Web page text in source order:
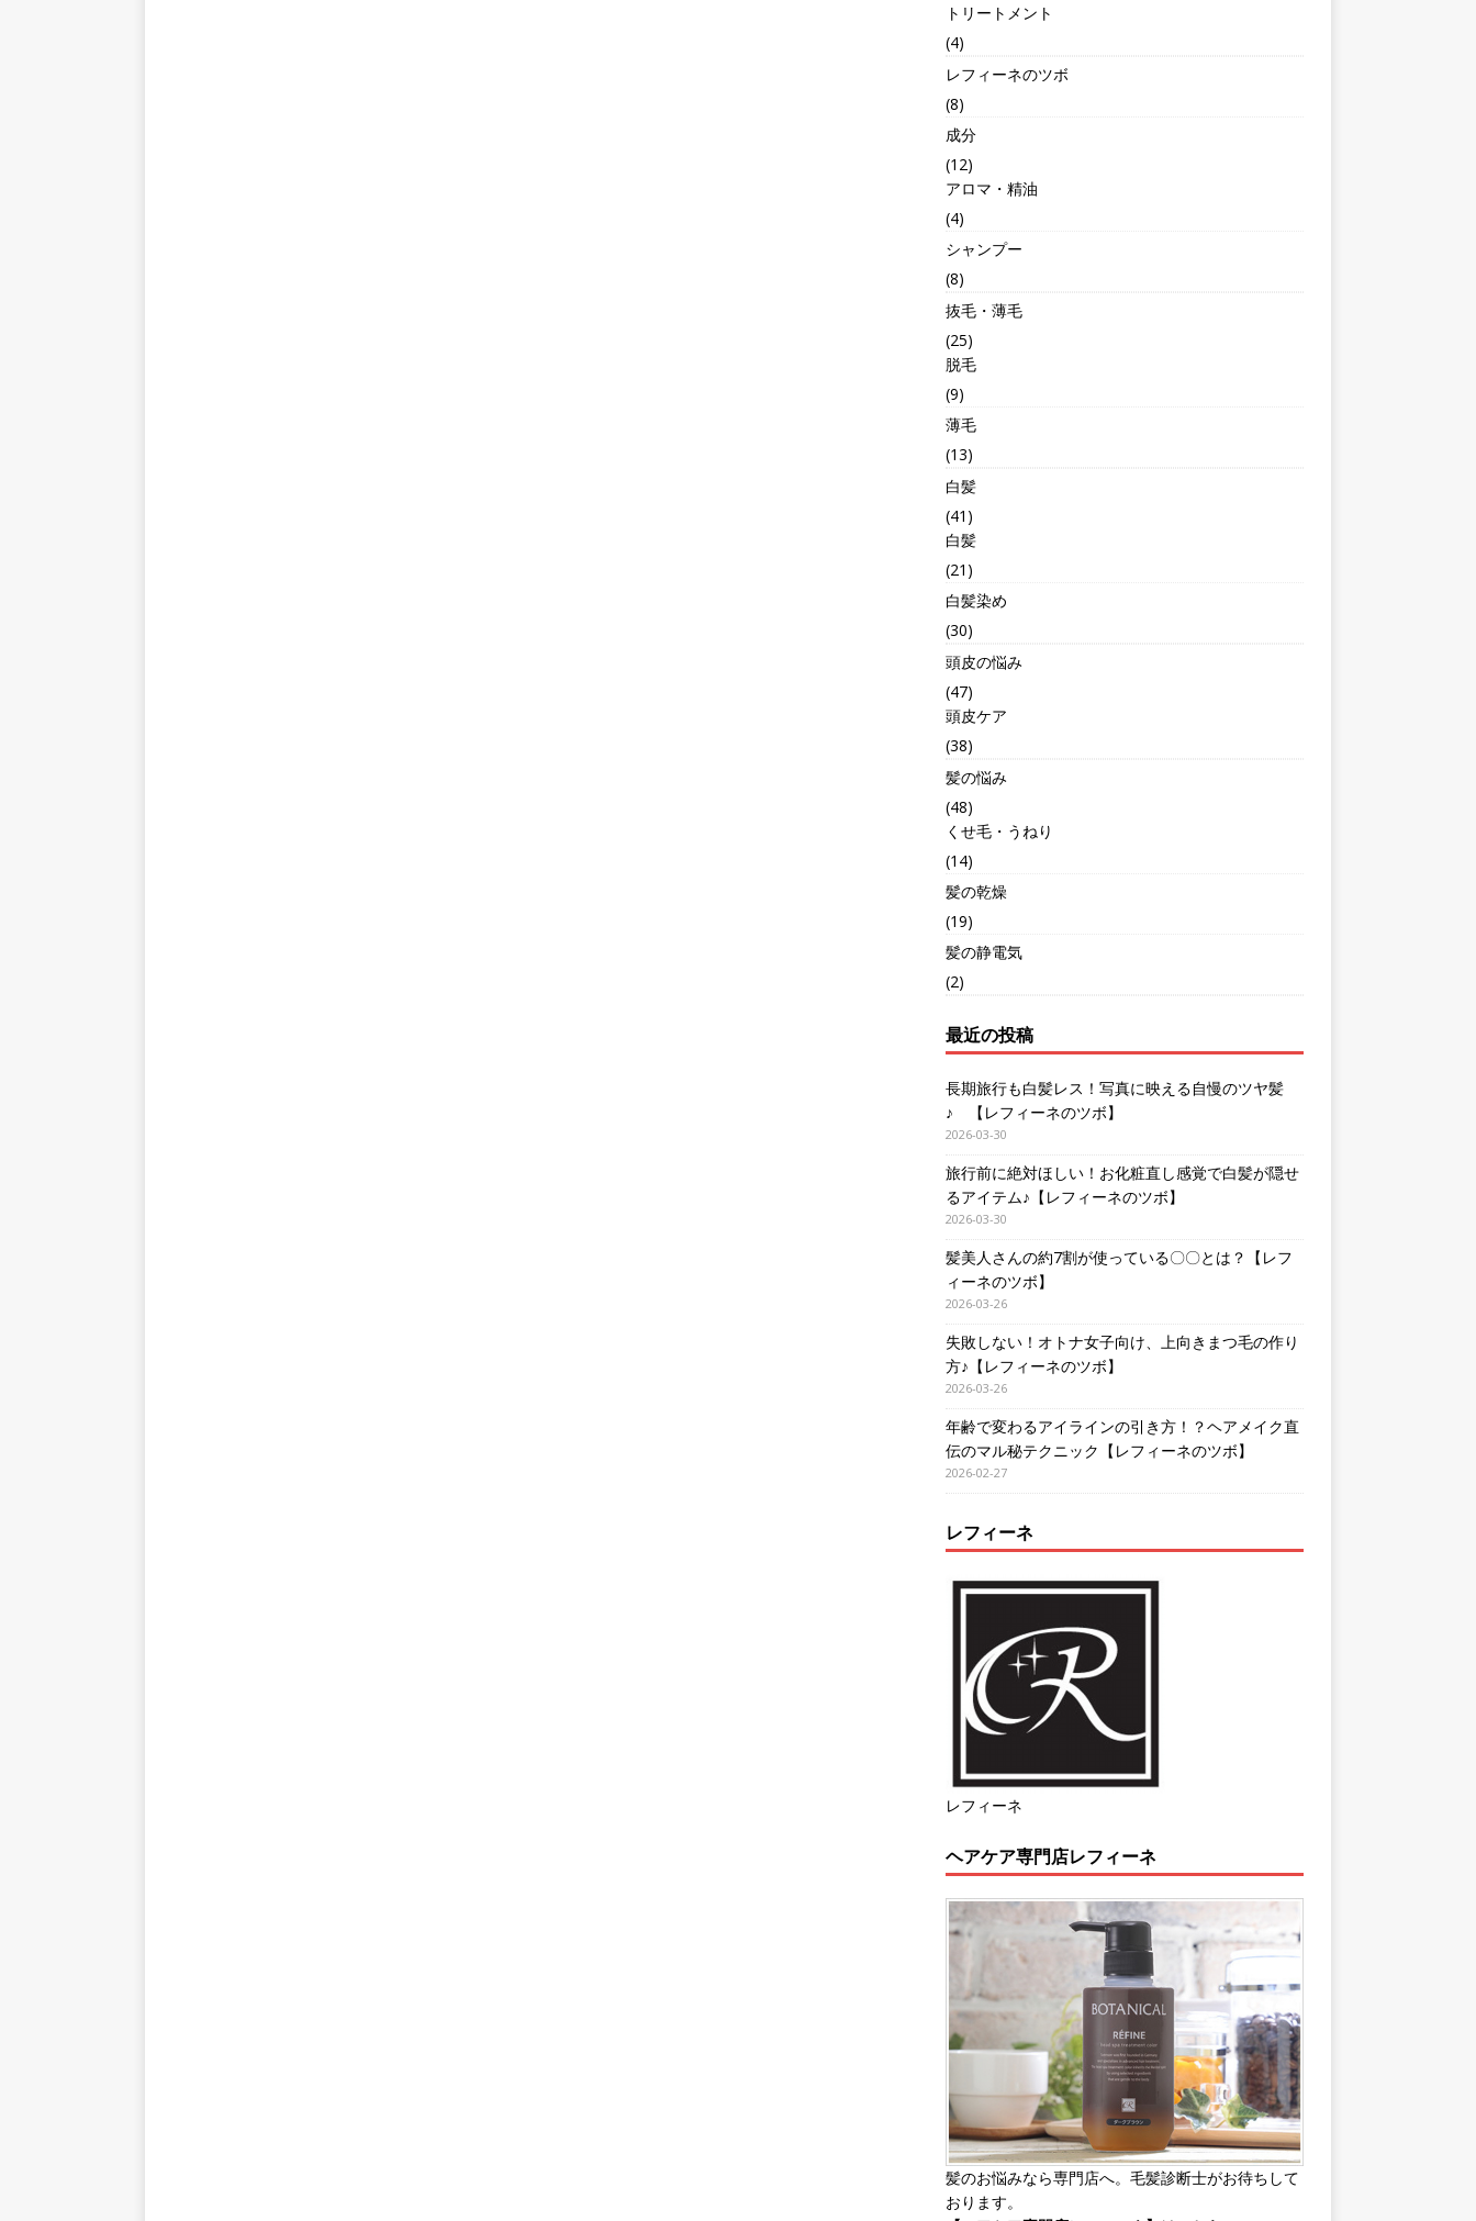
トリートメント
(4)
レフィーネのツボ
(8)
成分
(12)
アロマ・精油
(4)
シャンプー
(8)
抜毛・薄毛
(25)
脱毛
(9)
薄毛
(13)
白髪
(41)
白髪
(21)
白髪染め
(30)
頭皮の悩み
(47)
頭皮ケア
(38)
髪の悩み
(48)
くせ毛・うねり
(14)
髪の乾燥
(19)
髪の静電気
(2)
最近の投稿
長期旅行も白髪レス！写真に映える自慢のツヤ髪
♪ 【レフィーネのツボ】
2026-03-30
旅行前に絶対ほしい！お化粧直し感覚で白髪が隠せ
るアイテム♪【レフィーネのツボ】
2026-03-30
髪美人さんの約7割が使っている〇〇とは？【レフ
ィーネのツボ】
2026-03-26
失敗しない！オトナ女子向け、上向きまつ毛の作り
方♪【レフィーネのツボ】
2026-03-26
年齢で変わるアイラインの引き方！？ヘアメイク直
伝のマル秘テクニック【レフィーネのツボ】
2026-02-27
レフィーネ
レフィーネ
ヘアケア専門店レフィーネ
髪のお悩みなら専門店へ。毛髪診断士がお待ちして
おります。